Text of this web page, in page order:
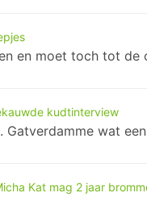
en moet toch tot
kudtinterview
wat
Kat mag 2 jaar